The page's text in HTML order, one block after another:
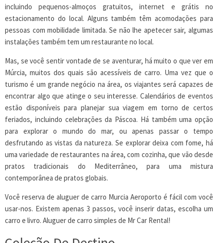
incluindo pequenos-almoços gratuitos, internet e grátis no
estacionamento do local. Alguns também têm acomodações para
pessoas com mobilidade limitada. Se não lhe apetecer sair, algumas
instalações também tem um restaurante no local.
Mas, se você sentir vontade de se aventurar, há muito o que ver em
Múrcia, muitos dos quais são acessíveis de carro. Uma vez que o
turismo é um grande negócio na área, os viajantes será capazes de
encontrar algo que atinge o seu interesse. Calendários de eventos
estão disponíveis para planejar sua viagem em torno de certos
feriados, incluindo celebrações da Páscoa. Há também uma opção
para explorar o mundo do mar, ou apenas passar o tempo
desfrutando as vistas da natureza. Se explorar deixa com fome, há
uma variedade de restaurantes na área, com cozinha, que vão desde
pratos tradicionais do Mediterrâneo, para uma mistura
contemporânea de pratos globais.
Você reserva de aluguer de carro Murcia Aeroporto é fácil com você
usar-nos. Existem apenas 3 passos, você inserir datas, escolha um
carro e livro. Aluguer de carro simples de Mr Car Rental!